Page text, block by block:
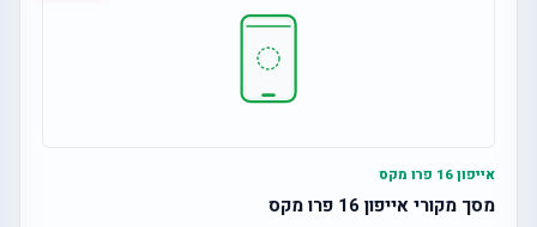
אייפון 16 פרו מקס
מסך מקורי אייפון 16 פרו מקס